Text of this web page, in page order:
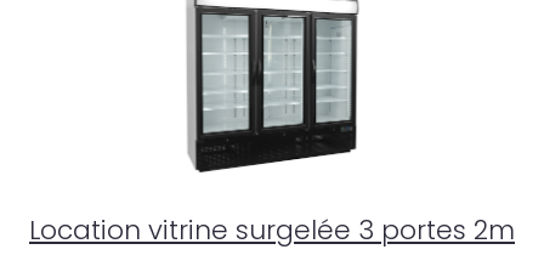
Location vitrine surgelée 3 portes 2m